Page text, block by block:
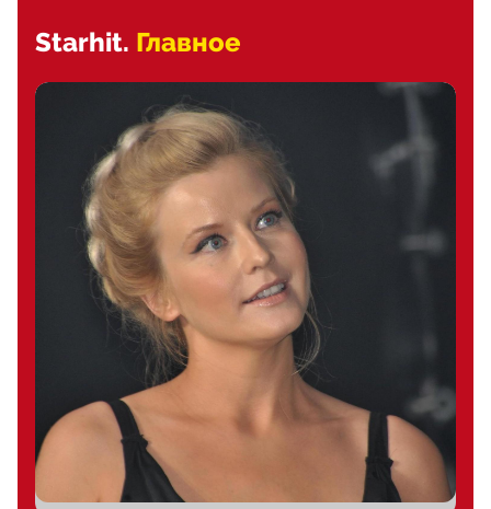
Starhit. Главное